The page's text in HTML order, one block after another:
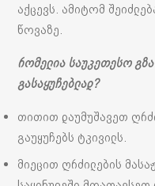
აქცევს. ამიტომ
წოვაზე.
რომელია საუკეთესო
გასაყუჩებლად?
თითით დაუმუშავეთ
გაუყუჩებს ტკივილს.
მიეცით ღრძილების